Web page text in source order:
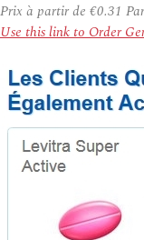
Prix à partir de €0.31
Use this link to Order